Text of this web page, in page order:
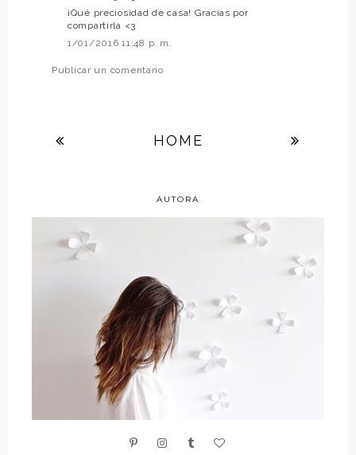
¡Qué preciosidad de casa! Gracias por
compartirla <3
1/01/2016 11:48 p. m.
Publicar un comentario
HOME
AUTORA